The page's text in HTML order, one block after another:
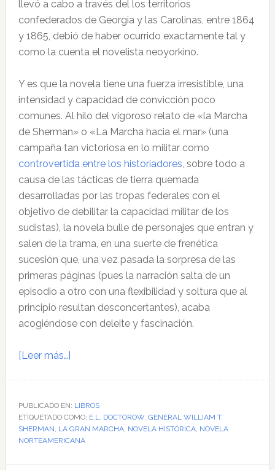
llevó a cabo a través del los territorios
confederados de Georgia y las Carolinas, entre 1864
y 1865, debió de haber ocurrido exactamente tal y
como la cuenta el novelista neoyorkino.
Y es que la novela tiene una fuerza irresistible, una
intensidad y capacidad de convicción poco
comunes. Al hilo del vigoroso relato de «la Marcha
de Sherman» o «La Marcha hacia el mar» (una
campaña tan victoriosa en lo militar como
controvertida entre los historiadores , sobre todo a
causa de las tácticas de tierra quemada
desarrolladas por las tropas federales con el
objetivo de debilitar la capacidad militar de los
sudistas), la novela bulle de personajes que entran y
salen de la trama, en una suerte de frenética
sucesión que, una vez pasada la sorpresa de las
primeras páginas (pues la narración salta de un
episodio a otro con una flexibilidad y soltura que al
principio resultan desconcertantes), acaba
acogiéndose con deleite y fascinación.
[Leer más…]acerca
literatura
a
marchas
PUBLICADO EN: LIBROS
ETIQUETADO COMO: E.L. DOCTOROW, GENERAL WILLIAM T.
SHERMAN LA GRAN MARCHA, NOVELA HISTÓRICA, NOVELA
NORTEAMERICANA